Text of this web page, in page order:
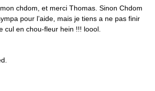
chdom, et merci Thomas. Sinon Chdom
pour l’aide, mais je tiens a ne pas finir
cul en chou-fleur hein !!! loool.